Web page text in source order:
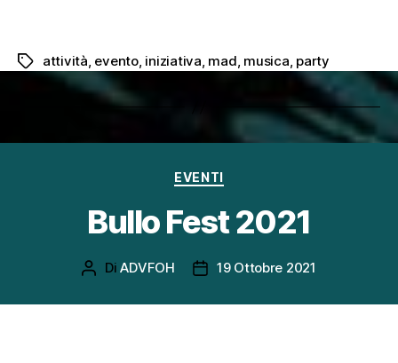
Tag attività, evento, iniziativa, mad, musica, party
Categorie
EVENTI
Bullo Fest 2021
Autore
DiADVFOH
Data19 Ottobre 2021